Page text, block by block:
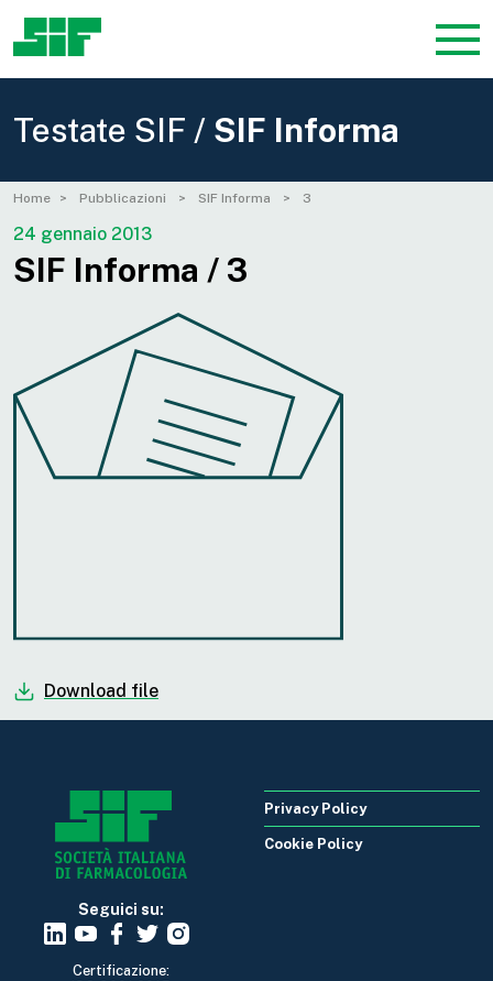
Testate SIF / SIF Informa
Home Pubblicazioni SIF Informa 3
24 gennaio 2013
SIF Informa / 3
Download file
Seguici su:
Certificazione:
Privacy Policy
Cookie Policy